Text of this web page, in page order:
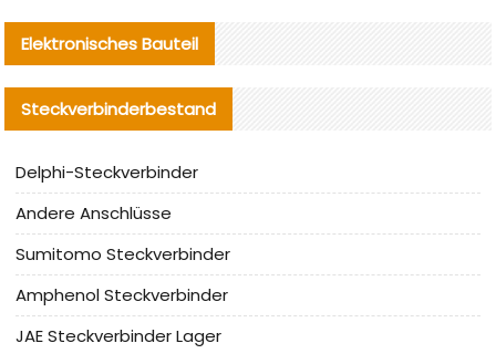
Elektronisches Bauteil
Steckverbinderbestand
Delphi-Steckverbinder
Andere Anschlüsse
Sumitomo Steckverbinder
Amphenol Steckverbinder
JAE Steckverbinder Lager